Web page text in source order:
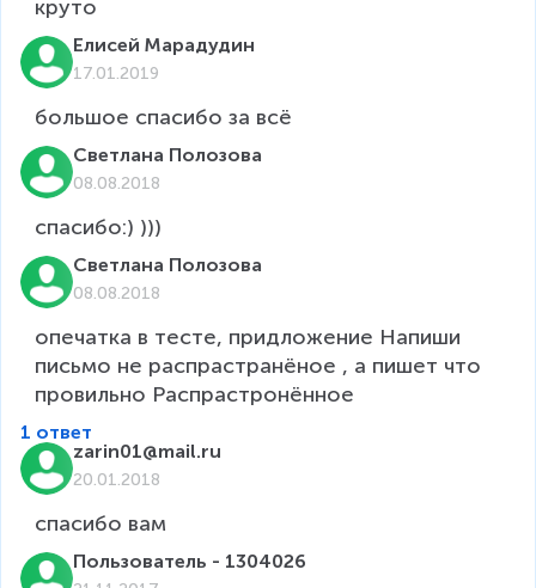
круто
Елисей Марадудин
17.01.2019
большое спасибо за всё
Светлана Полозова
08.08.2018
спасибо:) )))
Светлана Полозова
08.08.2018
опечатка в тесте, придложение Напиши
письмо не распрастранёное , а пишет что
1 ответ
zarin01@mail.ru
20.01.2018
Пользователь - 1304026